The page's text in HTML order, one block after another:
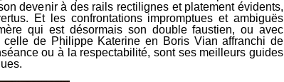
devenir à des rails rectilignes et platement évidents,
Et les confrontationsimpromptues et ambiguës
qui est désormais son double faustien, ou avec
celle de Philippe Katerine en Boris Vian affranchi de
ou à la respectabilité, sont ses meilleurs guides